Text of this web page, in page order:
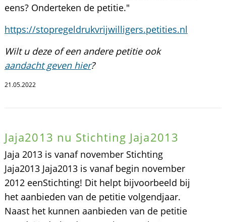
eens? Onderteken de petitie."
https://stopregeldrukvrijwilligers.petities.nl
Wilt u deze of een andere petitie ook
aandacht geven hier?
21.05.2022
Jaja2013 nu Stichting Jaja2013
Jaja 2013 is vanaf november Stichting
Jaja2013 Jaja2013 is vanaf begin november
2012 eenStichting! Dit helpt bijvoorbeeld bij
het aanbieden van de petitie volgendjaar.
Naast het kunnen aanbieden van de petitie